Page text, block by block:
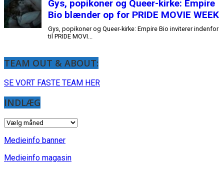
TEAM OUT & ABOUT:
SE VORT FASTE TEAM HER
INDLÆG
INDLÆG
Medieinfo banner
Medieinfo magasin